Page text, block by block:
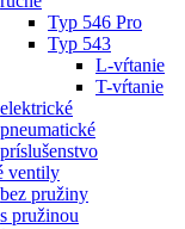
Typ 546 Pro
Typ 543
L-vŕtanie
T-vŕtanie
elektrické
pneumatické
príslušenstvo
ventily
bez pružiny
s pružinou